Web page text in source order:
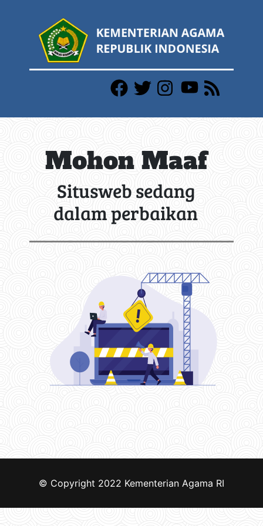
Mohon Maaf
Situsweb sedang
dalam perbaikan
© Copyright 2022 Kementerian Agama RI